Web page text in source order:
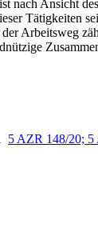
nach Ansicht
Tätigkeiten
Arbeitsweg
5 AZR 148/20;